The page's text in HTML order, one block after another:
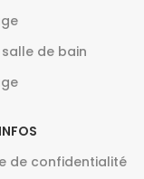
de bain
de confidentialité